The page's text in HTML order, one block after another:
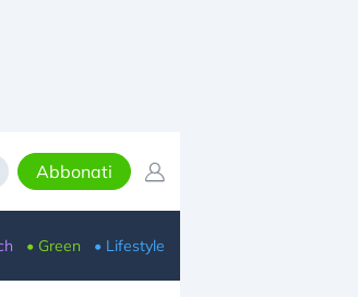
Abbonati
• Green • Lifestyle